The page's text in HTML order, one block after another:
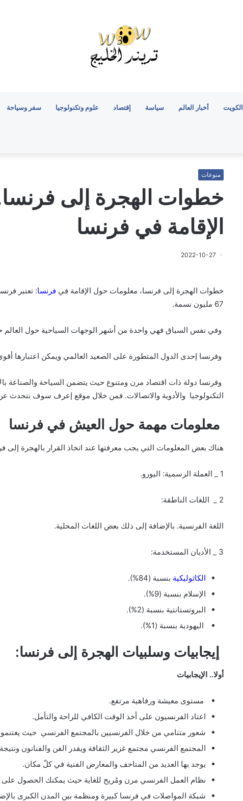
الكويت أخبار العالم سياسة إقتصاد علوم وتكنولوجيا سفر وسياحة
منوعات
خطوات الهجرة إلى
الإقامة في فرنسا
2022-10-27
خطوات الهجرة إلى فرنسا، معلومات حول الإقامة في فرنسا: تعتبر
67 مليون نسمة.
وفي نفس السياق فهي واحدة من أشهر الوجهات السياحية حول العالم حيث يزورها أكثر
وفرنسا إحدى الدول المتطورة على الصعيد العالمي ويمكن اعتبارها أقوى
وفرنسا دولة ذات اقتصاد مرن ومتنوع حيث يتضمن السياحة والصناعة
التكنولوجيا والأدوية والاتصالات. فمن خلال موقع إعرف سوف نتحدث
معلومات مهمة حول العيش في فرنسا
هناك بعض المعلومات التي يجب معرفتها عند اتخاذ القرار بالهجرة إلى
1 _ العملة الرسمية: اليورو.
2 _ اللغات الناطقة:
اللغة الفرنسية. بالإضافة إلى ذلك بعض اللغات المحلية.
3 _ الأديان المستخدمة:
الكاثوليكية بنسبة (84%).
الإسلام بنسبة (9%).
البروتستانتية بنسبة (2%).
اليهودية بنسبة (1%).
إيجابيات وسلبيات الهجرة إلى فرنسا:
أولا.. الإيجابيات
مستوى معيشة ورفاهية مرتفع.
اعتاد الفرنسيون على أخذ الوقت الكافي للراحة والتأمل.
شعور متنامي من خلال الفرنسيين بالمجتمع الفرنسي حيث
المجتمع الفرنسي مجتمع غزير الثقافة ويقدر الفن والفنانون
يوجد بها العديد من المتاحف والمعارض الفنية في كلّ مكان.
نظام العمل الفرنسي مرن ومُريح للغاية حيث يمكنك الحصول على
شبكة المواصلات في فرنسا كبيرة ومنظمة بين المدن الكبرى